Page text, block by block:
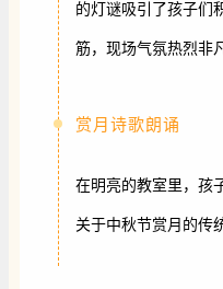
的灯谜吸引了孩子们
筋，现场气氛热烈非
赏月诗歌朗诵
在明亮的教室里，孩
关于中秋节赏月的传